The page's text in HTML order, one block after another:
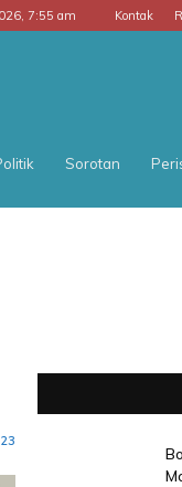
7:55 am Kontak
Sorotan